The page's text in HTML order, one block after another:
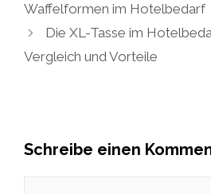
Waffelformen im Hotelbedarf
Die XL-Tasse im
Vergleich und Vorteile
Schreibe einen